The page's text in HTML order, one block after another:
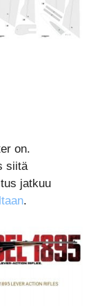
on.
siitä
jatkuu
.